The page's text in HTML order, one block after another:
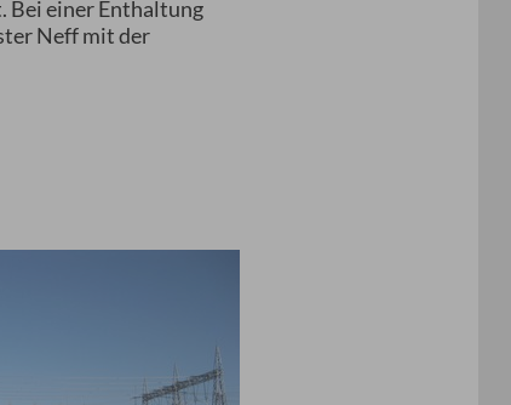
Bei einer Enthaltung
Neff mit der